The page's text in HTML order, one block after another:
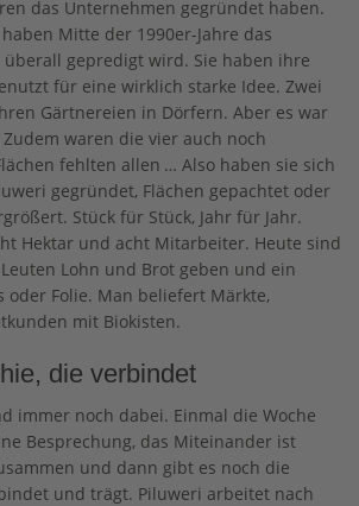
das Unternehmen gegründet haben.
Mitte der 1990er-Jahre das
überall gepredigt wird. Sie haben ihre
für eine wirklich starke Idee. Zwei
Gärtnereien in Dörfern. Aber es war
waren die vier auch noch
fehlten allen … Also haben sie sich
gegründet, Flächen gepachtet oder
Stück für Stück, Jahr für Jahr.
Hektar und acht Mitarbeiter. Heute sind
Lohn und Brot geben und ein
oder Folie. Man beliefert Märkte,
mit Biokisten.
die verbindet
immer noch dabei. Einmal die Woche
Besprechung, das Miteinander ist
und dann gibt es noch die
und trägt. Piluweri arbeitet nach